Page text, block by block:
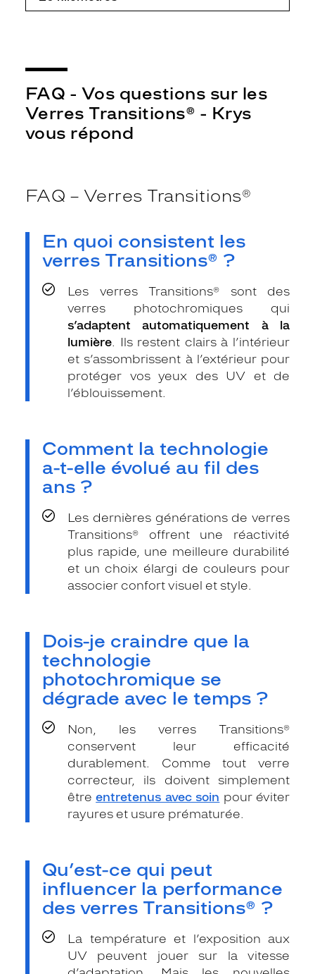
FAQ - Vos questions sur les
Verres Transitions® - Krys
vous répond
FAQ – Verres Transitions®
En quoi consistent les
verres Transitions® ?
Les verres Transitions® sont des
verres photochromiques qui
s’adaptent automatiquement à la
lumière. Ils restent clairs à l’intérieur
et s’assombrissent à l’extérieur pour
protéger vos yeux des UV et de
l’éblouissement.
Comment la technologie
a-t-elle évolué au fil des
ans ?
Les dernières générations de verres
Transitions® offrent une réactivité
plus rapide, une meilleure durabilité
et un choix élargi de couleurs pour
associer confort visuel et style.
Dois-je craindre que la
technologie
photochromique se
dégrade avec le temps ?
Non, les verres Transitions®
conservent leur efficacité
durablement. Comme tout verre
correcteur, ils doivent simplement
êtreentretenus avec soin pour éviter
rayures et usure prématurée.
Qu’est-ce qui peut
influencer la performance
des verres Transitions® ?
La température et l’exposition aux
UV peuvent jouer sur la vitesse